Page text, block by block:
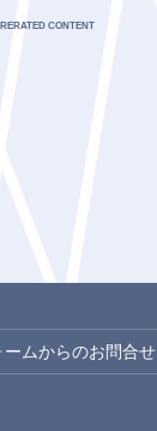
RERATED CONTENT
ームからのお問合せ